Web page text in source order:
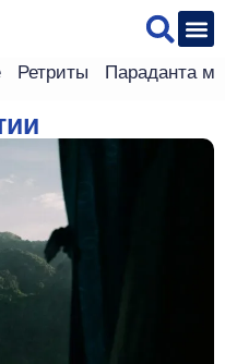
Ретриты Параданта